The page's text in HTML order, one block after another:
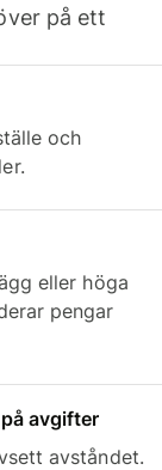
på ett
och
eller höga
pengar
avgifter
avståndet.